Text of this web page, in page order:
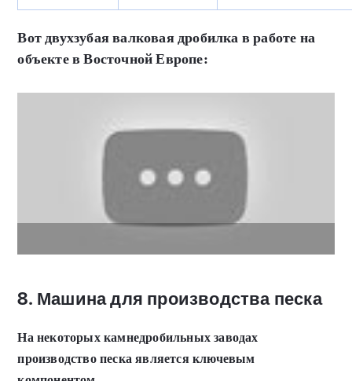
Вот двухзубая валковая дробилка в работе на
объекте в Восточной Европе:
8. Машина для производства песка
На некоторых камнедробильных заводах
производство песка является ключевым